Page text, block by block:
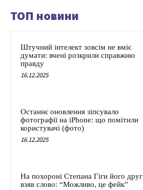
ТОП новини
Штучний інтелект зовсім не вміє
думати: вчені розкрили справжню
правду
16.12.2025
Останнє оновлення зіпсувало
фотографії на iPhone: що помітили
користувачі (фото)
16.12.2025
На похороні Степана Гіги його друг
взяв слово: “Можливо, це фейк”